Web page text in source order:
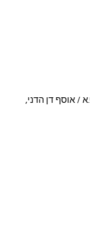
/ אוסף דן הדני,